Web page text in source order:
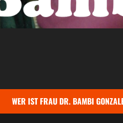
WER IST FRAU DR. BAMBI